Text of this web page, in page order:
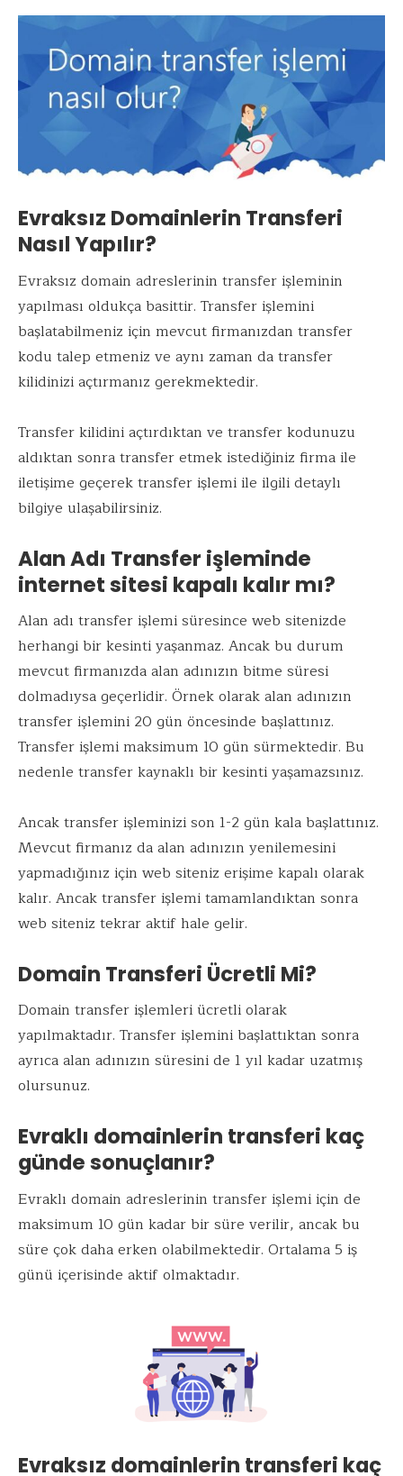
Evraksız Domainlerin Transferi
Nasıl Yapılır?
Evraksız domain adreslerinin transfer işleminin
yapılması oldukça basittir. Transfer işlemini
başlatabilmeniz için mevcut firmanızdan transfer
kodu talep etmeniz ve aynı zaman da transfer
kilidinizi açtırmanız gerekmektedir.
Transfer kilidini açtırdıktan ve transfer kodunuzu
aldıktan sonra transfer etmek istediğiniz firma ile
iletişime geçerek transfer işlemi ile ilgili detaylı
bilgiye ulaşabilirsiniz.
Alan Adı Transfer işleminde
internet sitesi kapalı kalır mı?
Alan adı transfer işlemi süresince web sitenizde
herhangi bir kesinti yaşanmaz. Ancak bu durum
mevcut firmanızda alan adınızın bitme süresi
dolmadıysa geçerlidir. Örnek olarak alan adınızın
transfer işlemini 20 gün öncesinde başlattınız.
Transfer işlemi maksimum 10 gün sürmektedir. Bu
nedenle transfer kaynaklı bir kesinti yaşamazsınız.
Ancak transfer işleminizi son 1-2 gün kala başlattınız.
Mevcut firmanız da alan adınızın yenilemesini
yapmadığınız için web siteniz erişime kapalı olarak
kalır. Ancak transfer işlemi tamamlandıktan sonra
web siteniz tekrar aktif hale gelir.
Domain Transferi Ücretli Mi?
Domain transfer işlemleri ücretli olarak
yapılmaktadır. Transfer işlemini başlattıktan sonra
ayrıca alan adınızın süresini de 1 yıl kadar uzatmış
olursunuz.
Evraklı domainlerin transferi kaç
günde sonuçlanır?
Evraklı domain adreslerinin transfer işlemi için de
maksimum 10 gün kadar bir süre verilir, ancak bu
süre çok daha erken olabilmektedir. Ortalama 5 iş
günü içerisinde aktif olmaktadır.
Evraksız domainlerin transferi kaç